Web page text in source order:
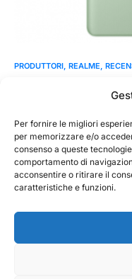
Per fornire le migliori
per memorizzare e/o
consenso a queste
comportamento di
acconsentire o ritirare il
caratteristiche e funzioni.
PRODUTTORI REALME
Pro, abbiamo provato il
MarKusss
28 Marzo 2022
@ 2026 -